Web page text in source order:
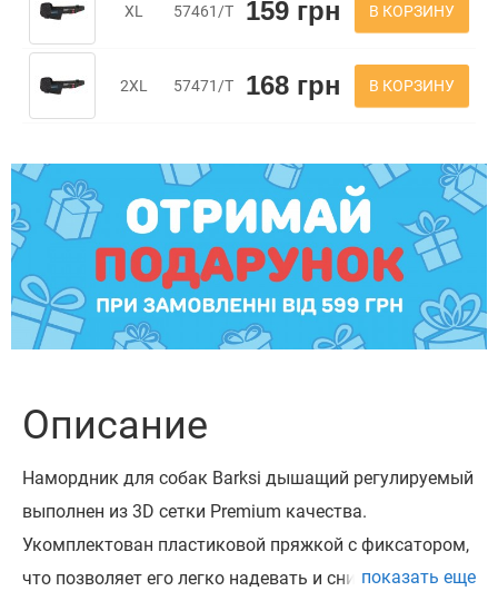
XL 57461/Т 159 грн В КОРЗИНУ
2XL 57471/Т 168 грн В КОРЗИНУ
Описание
Намордник для собак Barksi дышащий регулируемый
выполнен из 3D сетки Premium качества.
Укомплектован пластиковой пряжкой с фиксатором,
что позволяет его легко надевать и снимать.показать еще